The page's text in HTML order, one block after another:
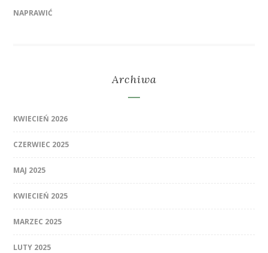
NAPRAWIĆ
Archiwa
KWIECIEŃ 2026
CZERWIEC 2025
MAJ 2025
KWIECIEŃ 2025
MARZEC 2025
LUTY 2025